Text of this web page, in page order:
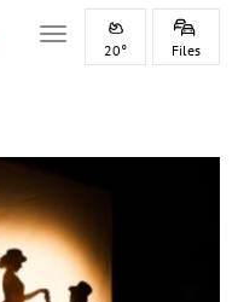
Toggle navigation
20° Files